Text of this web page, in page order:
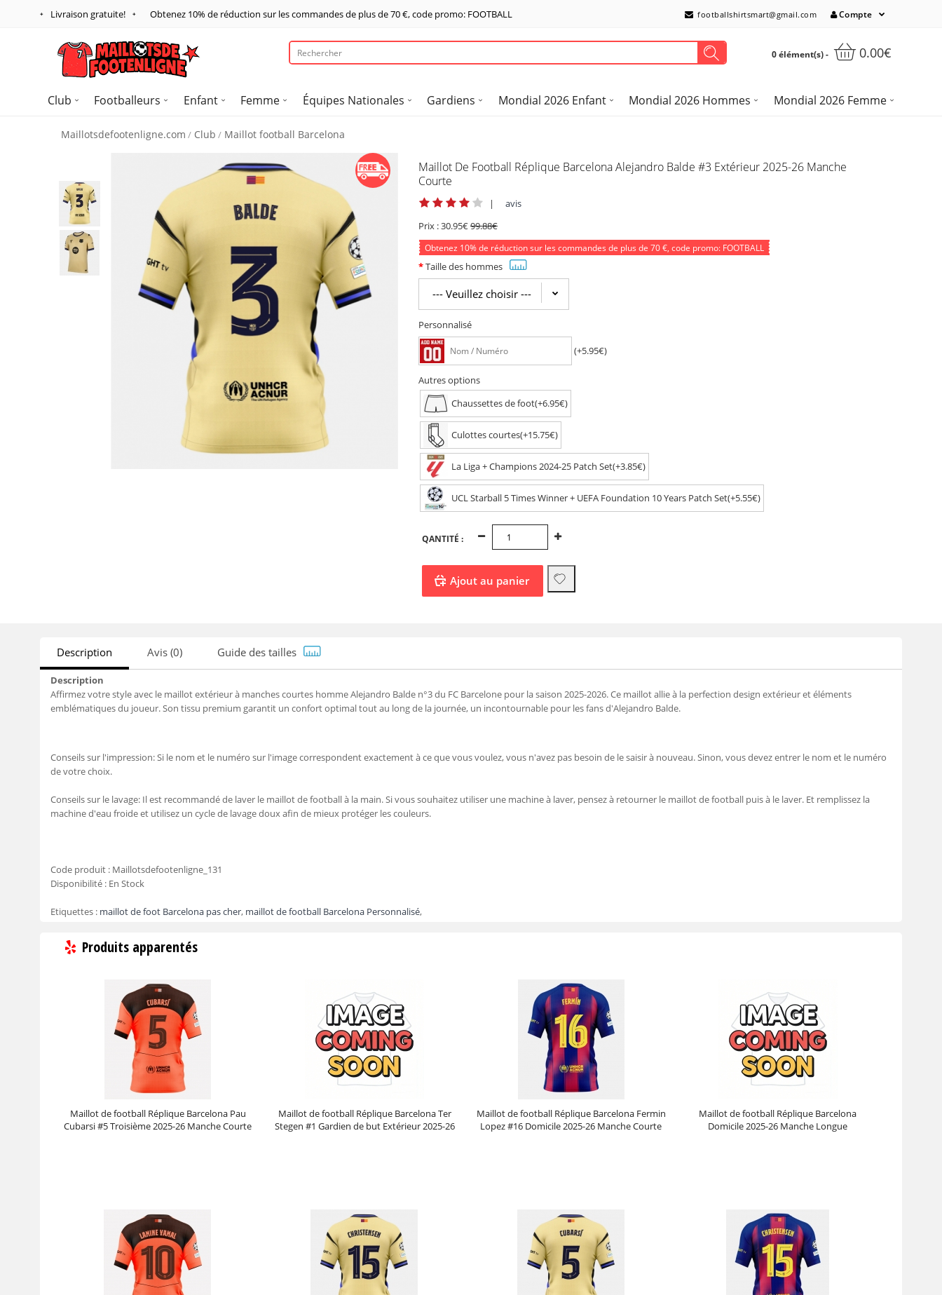
Livraison gratuite! Obtenez 10% de réduction sur les commandes de plus de70 €, code promo: FOOTBALL footballshirtsmart@gmail.com Compte
0 élément(s) - 0.00€
Club Footballeurs Enfant Femme Équipes Nationales Gardiens Mondial 2026 Enfant Mondial 2026 Hommes Mondial 2026 Femme
Maillotsdefootenligne.com Club Maillot football Barcelona
Maillot De Football Réplique Barcelona Alejandro Balde #3 Extérieur 2025-26 Manche
Courte
|
avis
Prix :30.95€99.88€
Obtenez 10%de réduction sur les commandes de plus de 70 €, code promo: FOOTBALL
Taille des hommes
Personnalisé
(+5.95€)
Autres options
Chaussettes de foot(+6.95€)
Culottes courtes(+15.75€)
La Liga + Champions 2024-25 Patch Set(+3.85€)
UCL Starball 5 Times Winner + UEFA Foundation 10 Years Patch Set(+5.55€)
QANTITÉ :
Description Avis (0) Guide des tailles
Description
Affirmez votre style avec le maillot extérieur à manches courtes homme Alejandro Balde n°3 du FC Barcelone pour la saison 2025-2026. Ce maillot allie à la perfection design extérieur et éléments
emblématiques du joueur. Son tissu premium garantit un confort optimal tout au long de la journée, un incontournable pour les fans d'Alejandro Balde.
Conseils sur l'impression: Si le nom et le numéro sur l'image correspondent exactement à ce que vous voulez, vous n'avez pas besoin de le saisir à nouveau. Sinon, vous devez entrer le nom et le numéro
de votre choix.
Conseils sur le lavage: Il est recommandé de laver le maillot de football à la main. Si vous souhaitez utiliser une machine à laver, pensez à retourner le maillot de football puis à le laver. Et remplissez la
machine d'eau froide et utilisez un cycle de lavage doux afin de mieux protéger les couleurs.
Code produit : Maillotsdefootenligne_131
Disponibilité : En Stock
Etiquettes : maillot de foot Barcelona pas cher, maillot de football Barcelona Personnalisé,
Produits apparentés
Maillot de football Réplique Barcelona Pau
Cubarsi #5 Troisième 2025-26 Manche Courte
Maillot de football Réplique Barcelona Ter
Stegen #1 Gardien de but Extérieur 2025-26
Maillot de football Réplique Barcelona Fermin
Lopez #16 Domicile 2025-26 Manche Courte
Maillot de football Réplique Barcelona
Domicile 2025-26 Manche Longue